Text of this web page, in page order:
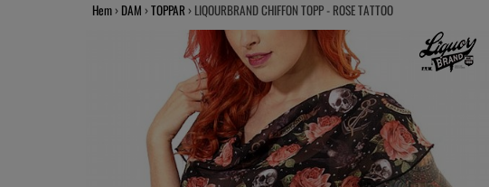
Hem › DAM ›TOPPAR › LIQOURBRAND CHIFFON TOPP - ROSE TATTOO